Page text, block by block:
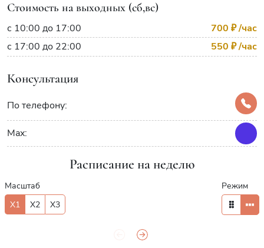
Стоимость на выходных (сб,вс)
с 10:00 до 17:00 700 ₽/час
с 17:00 до 22:00
550 ₽/час
Консультация
По телефону:
Max:
Расписание на неделю
Масштаб
X1 X2 X3
Режим